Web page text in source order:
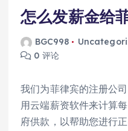
怎么发薪金给
BGC998
0 评论
我们为菲律宾的注册公
用云端薪资软件来计算
府供款，以帮助您进行